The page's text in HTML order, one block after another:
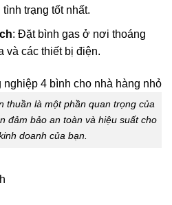
trạng tốt nhất.
: Đặt bình gas ở nơi thoáng
và các thiết bị điện.
thuần là một phần quan trọng của
đảm bảo an toàn và hiệu suất cho
doanh của bạn.